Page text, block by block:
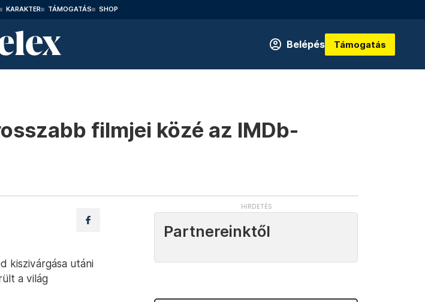
KARAKTER TÁMOGATÁS SHOP
Belépés Támogatás
filmjei közé az IMDb-
kiszivárgása utáni
a világ
Partnereinktől